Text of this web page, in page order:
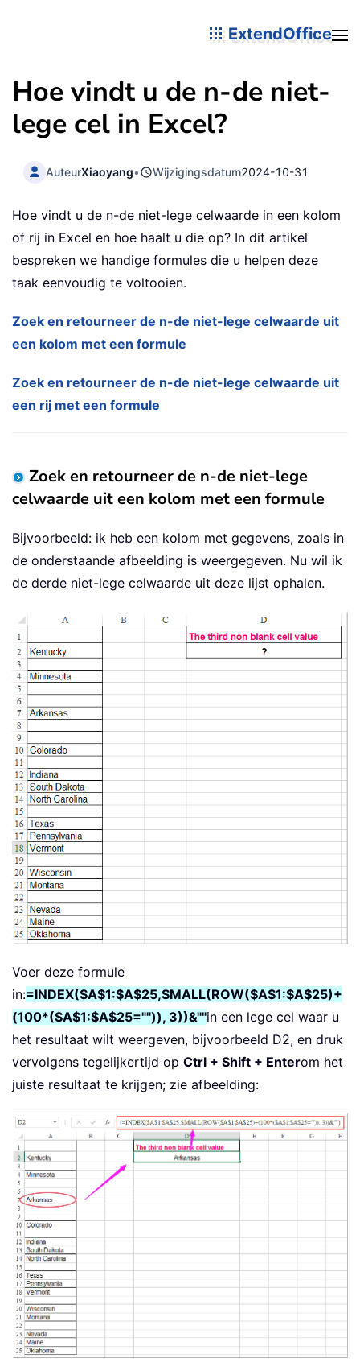
ExtendOffice
Hoe vindt u de n-de niet-
lege cel in Excel?
AuteurXiaoyang• Wijzigingsdatum2024-10-31
Hoe vindt u de n-de niet-lege celwaarde in een kolom
of rij in Excel en hoe haalt u die op? In dit artikel
bespreken we handige formules die u helpen deze
taak eenvoudig te voltooien.
Zoek en retourneer de n-de niet-lege celwaarde uit
een kolom met een formule
Zoek en retourneer de n-de niet-lege celwaarde uit
een rij met een formule
Zoek en retourneer de n-de niet-lege
celwaarde uit een kolom met een formule
Bijvoorbeeld: ik heb een kolom met gegevens, zoals in
de onderstaande afbeelding is weergegeven. Nu wil ik
de derde niet-lege celwaarde uit deze lijst ophalen.
Voer deze formule
in:=INDEX($A$1:$A$25,SMALL(ROW($A$1:$A$25)+
(100*($A$1:$A$25="")), 3))&""in een lege cel waar u
het resultaat wilt weergeven, bijvoorbeeld D2, en druk
vervolgens tegelijkertijd op Ctrl + Shift + Enterom het
juiste resultaat te krijgen; zie afbeelding: